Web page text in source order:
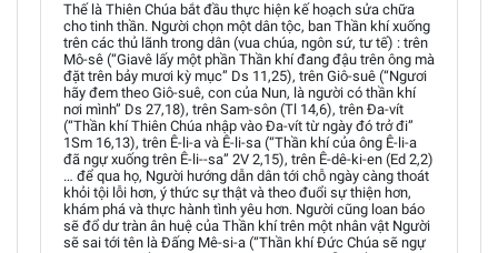
Thế là Thiên Chúa bắt đầu thực hiện kế hoạch sửa chữa
cho tinh thần. Người chọn một dân tộc, ban Thần khí xuống
trên các thủ lãnh trong dân (vua chúa, ngôn sứ, tư tế) : trên
Mô-sê (“Giavê lấy một phần Thần khí đang đậu trên ông mà
đặt trên bảy mươi kỳ mục” Ds 11,25), trên Giô-suê (“Ngươi
hãy đem theo Giô-suê, con của Nun, là người có thần khí
nơi mình” Ds 27,18), trên Sam-sôn (Tl 14,6), trên Đa-vít
(“Thần khí Thiên Chúa nhập vào Đa-vít từ ngày đó trở đi”
1Sm 16,13), trên Ê-li-a và Ê-li-sa (“Thần khí của ông Ê-li-a
đã ngự xuống trên Ê-li--sa” 2V 2,15), trên Ê-dê-ki-en (Ed 2,2)
… để qua họ, Người hướng dẫn dân tới chỗ ngày càng thoát
khỏi tội lỗi hơn, ý thức sự thật và theo đuổi sự thiện hơn,
khám phá và thực hành tình yêu hơn. Người cũng loan báo
sẽ đổ dư tràn ân huệ của Thần khí trên một nhân vật Người
sẽ sai tới tên là Đấng Mê-si-a (“Thần khí Đức Chúa sẽ ngự